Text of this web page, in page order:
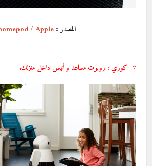
المصدر : / Apple
7- كوري : روبوت مساعد و أنيس داخل منزلك.